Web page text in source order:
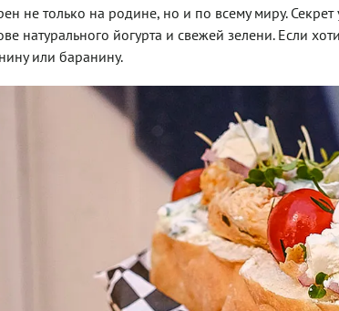
не только на родине, но и по всему миру.
натурального йогурта и свежей зелени. Если
или баранину.